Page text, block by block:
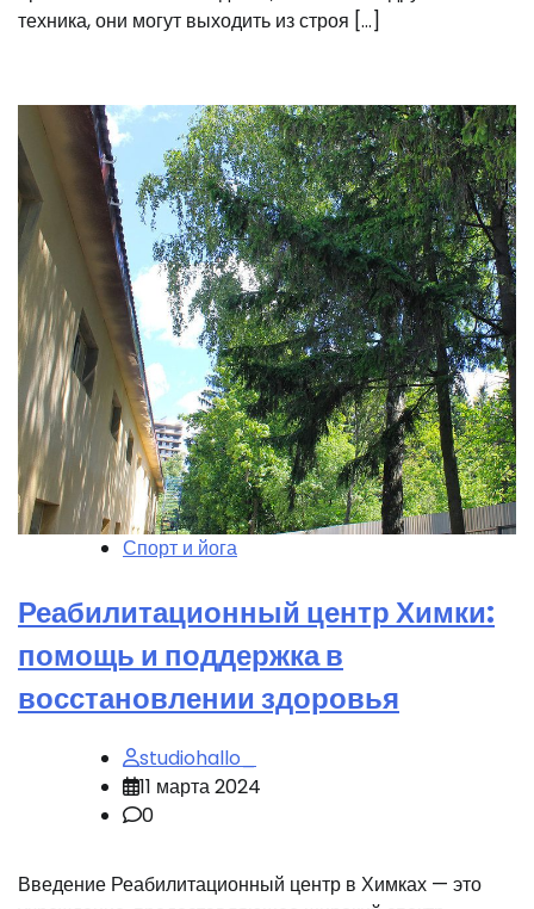
техника, они могут выходить из строя […]
Спорт и йога
Реабилитационный центр Химки:
помощь и поддержка в
восстановлении здоровья
studiohallo_
11 марта 2024
0
Введение Реабилитационный центр в Химках — это